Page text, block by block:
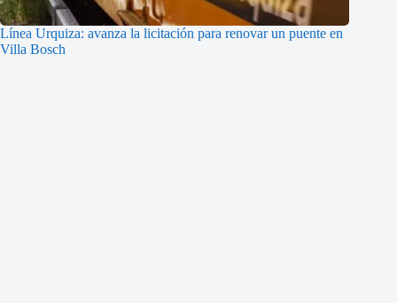
Línea Urquiza: avanza la licitación para renovar un puente en
Villa Bosch